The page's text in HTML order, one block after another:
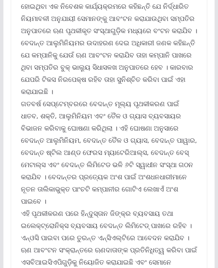
ହୋଇଥିବା ଏକ ନିବେଶକ କାର୍ଯ୍ୟକ୍ରମରେ କହିଛନ୍ତି ଯେ ନିର୍ଦ୍ଧାରିତ
ନିୟମାବଳୀ ଅନୁଯାୟୀ ସେମାନଙ୍କୁ ଆବଂଟନ କରାଯାଉଥିବା ସମ୍ପତିର
ଅନୁପାତରେ ଋଣ ପୃଥକୀକୃତ ସଂସ୍ଥାଗୁଡ଼ିକ ମଧ୍ୟରେ ବଂଟନ କରାଯିବ ।
ବେଦାନ୍ତ ଆଲୁମିନିୟମର ଉଦାହରଣ ଦେଇ ଅଧିକାରୀ ଜଣକ କହିଛନ୍ତି
ଯେ କମ୍ପାନିକୁ ଯେଉଁ ଋଣ ଆବଂଟନ କରାଯିବ ତାହା କମ୍ପାନି ପାଖରେ
ଥିବା ସମ୍ପତିର ବୁକ୍ ଭାଲ୍ୟୁ ସିଧାସଳଖ ଅନୁପାତରେ ହେବ । କାରବାର
ଯେପରି ଟିକସ ନିରପେକ୍ଷ ରହିବ ତାହା ସୁନିଶ୍ଚିତ କରିବା ପାଇଁ ଏହା
କରାଯାଇଛି ।
ଗତବର୍ଷ ସେପ୍ଟେମ୍ବରରେ ବେଦାନ୍ତ ମୂଲ୍ୟ ପୃଥକୀକରଣ ପାଇଁ
ଧାତବ, ଶକ୍ତି, ଆଲୁମିନିୟମ ଏବଂ ତୈଳ ଓ ଗ୍ୟାସ ବ୍ୟବସାୟର
ବିଭାଜନ କରିବାକୁ ଘୋଷଣା କରିଥିଲା । ଏହି ଘୋଷଣା ଅନୁସାରେ
ବେଦାନ୍ତ ଆଲୁମିନିୟମ, ବେଦାନ୍ତ ତୈଳ ଓ ଗ୍ୟାସ, ବେଦାନ୍ତ ପାୱାର,
ବେଦାନ୍ତ ଷ୍ଟିଲ ଆଣ୍ଡ ଫେରସ ମ୍ୟାଟେରିଆଲ୍ସ, ବେଦାନ୍ତ ବେସ୍
ମେଟାଲ୍ସ ଏବଂ ବେଦାନ୍ତ ଲିମିଟେଡ ଭଳି ୬ଟି ସ୍ୱାଧୀନ ସଂସ୍ଥା ଗଠନ
କରାଯିବ । ବେଦାନ୍ତର ପ୍ରତ୍ୟେକ ଅଂଶ ପାଇଁ ଅଂଶଧନଧାରୀମାନେ
ନୂତନ ତାଲିକାଭୁକ୍ତ ପାଂଚଟି କମ୍ପାନୀର ଗୋଟିଏ ଲେଖାଏଁ ଅଂଶ
ପାଇବେ ।
ଏହି ପୃଥକୀକରଣ ପରେ ହିନ୍ଦୁସ୍ତାନ ଜିଙ୍କ୍‌ର ବ୍ୟବସାୟ ତଥା
ଇଲେକ୍ଟ୍ରୋନିକ୍ସ ବ୍ୟବସାୟ ବେଦାନ୍ତ ଲିମିଟେଡ୍ ପାଖରେ ରହିବ ।
ଏନ୍‌ଓସି ପାଇବା ପରେ ତୁରନ୍ତ ଏନ୍‌ସିଏଲ୍‌ଟିରେ ଆବେଦନ କରାଯିବ ।
ଋଣ ଆବଂଟନ ସଂକ୍ରାନ୍ତରେ ଋଣଦାତାଙ୍କ ପ୍ରତିନିଧିତ୍ୱ କରିବା ପାଇଁ
ଏସବିଆଇସିଏପିଗୁଡ଼ିକୁ ନିୟୋଜିତ କରାଯାଇଛି ଏବଂ ସେମାନେ